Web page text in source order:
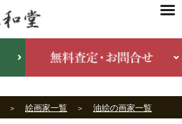
絵画家一覧 油絵の画家一覧